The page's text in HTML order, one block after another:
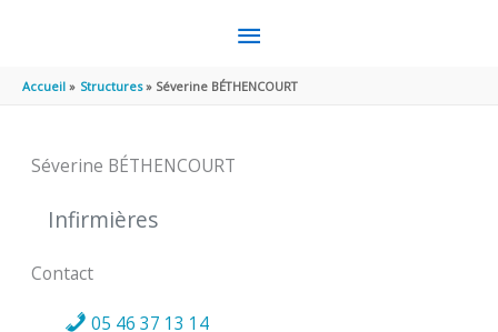
MENU
PRINCIPAL
Accueil Structures Séverine BÉTHENCOURT
Séverine BÉTHENCOURT
Infirmières
Contact
05 46 37 13 14